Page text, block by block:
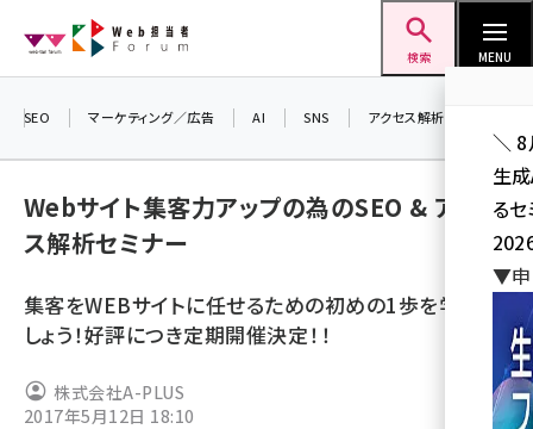
ン
検索 MENU
ai (2807)
note (2312)
SEO マーケティング／広告 AI SNS アクセス解析／データ分析
Webサイト集客力アップの為のSEO & アクセ
ス解析セミナー
集客をWEBサイトに任せるための初めの1歩を学びま
しょう！好評につき定期開催決定！！
株式会社A-PLUS
2017年5月12日 18:10
＼ 8
生
る
▼申